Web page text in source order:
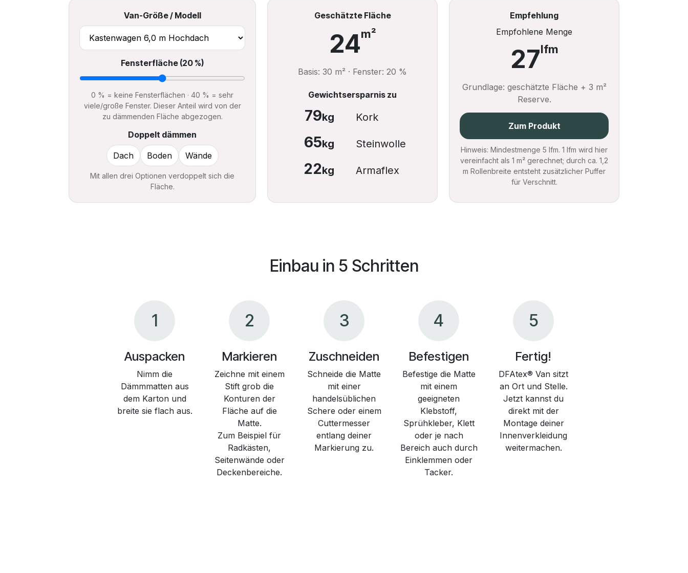
Van-Größe / Modell
Fensterfläche (20 %)
0 % = keine Fensterflächen · 40 % = sehr
viele/große Fenster. Dieser Anteil wird von der
zu dämmenden Fläche abgezogen.
Doppelt dämmen
Dach Boden Wände
Mit allen drei Optionen verdoppelt sich die
Fläche.
Geschätzte Fläche
24m²
Basis: 30 m² · Fenster: 20 %
Gewichtsersparnis zu
79kg Kork
65kg Steinwolle
22kg Armaflex
Empfehlung
Empfohlene Menge
27lfm
Grundlage: geschätzte Fläche + 3 m²
Reserve.
Zum Produkt
Hinweis: Mindestmenge 5 lfm. 1 lfm wird hier
vereinfacht als 1 m² gerechnet; durch ca. 1,2
m Rollenbreite entsteht zusätzlicher Puffer
für Verschnitt.
Einbau in 5 Schritten
1
Auspacken
Nimm die
Dämmmatten aus
dem Karton und
breite sie flach aus.
2
Markieren
Zeichne mit einem
Stift grob die
Konturen der
Fläche auf die
Matte.
Zum Beispiel für
Radkästen,
Seitenwände oder
Deckenbereiche.
3
Zuschneiden
Schneide die Matte
mit einer
handelsüblichen
Schere oder einem
Cuttermesser
entlang deiner
Markierung zu.
4
Befestigen
Befestige die Matte
mit einem
geeigneten
Klebstoff,
Sprühkleber, Klett
oder je nach
Bereich auch durch
Einklemmen oder
Tacker.
5
Fertig!
DFAtex® Van sitzt
an Ort und Stelle.
Jetzt kannst du
direkt mit der
Montage deiner
Innenverkleidung
weitermachen.